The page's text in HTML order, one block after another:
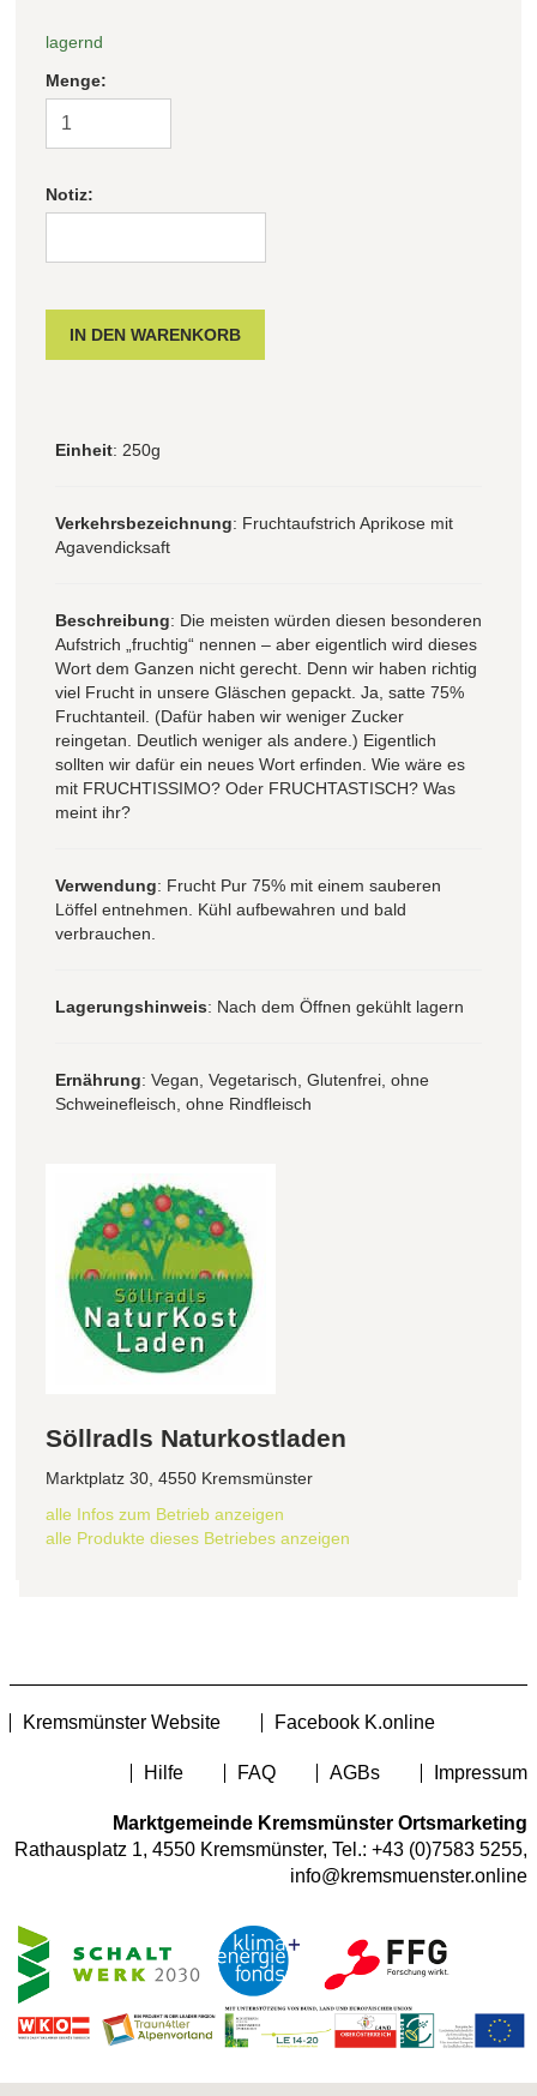
lagernd
Menge:
Notiz:
Einheit: 250g
Verkehrsbezeichnung: Fruchtaufstrich Aprikose mit
Agavendicksaft
Beschreibung: Die meisten würden diesen besonderen
Aufstrich „fruchtig“ nennen – aber eigentlich wird dieses
Wort dem Ganzen nicht gerecht. Denn wir haben richtig
viel Frucht in unsere Gläschen gepackt. Ja, satte 75%
Fruchtanteil. (Dafür haben wir weniger Zucker
reingetan. Deutlich weniger als andere.) Eigentlich
sollten wir dafür ein neues Wort erfinden. Wie wäre es
mit FRUCHTISSIMO? Oder FRUCHTASTISCH? Was
meint ihr?
Verwendung: Frucht Pur 75% mit einem sauberen
Löffel entnehmen. Kühl aufbewahren und bald
verbrauchen.
Lagerungshinweis: Nach dem Öffnen gekühlt lagern
Ernährung: Vegan, Vegetarisch, Glutenfrei, ohne
Schweinefleisch, ohne Rindfleisch
Söllradls Naturkostladen
Marktplatz 30, 4550 Kremsmünster
alle Infos zum Betrieb anzeigen
alle Produkte dieses Betriebes anzeigen
Kremsmünster Website Facebook K.online
Hilfe FAQ AGBs Impressum
Marktgemeinde Kremsmünster Ortsmarketing
Rathausplatz 1, 4550 Kremsmünster, Tel.: +43 (0)7583 5255,
info@kremsmuenster.online